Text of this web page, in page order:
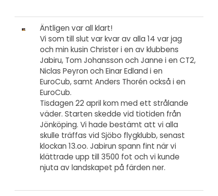
Äntligen var all klart!
Vi som till slut var kvar av alla 14 var jag
och min kusin Christer i en av klubbens
Jabiru, Tom Johansson och Janne i en CT2,
Niclas Peyron och Einar Edland i en
EuroCub, samt Anders Thorén också i en
EuroCub.
Tisdagen 22 april kom med ett strålande
väder. Starten skedde vid tiotiden från
Jönköping. Vi hade bestämt att vi alla
skulle träffas vid Sjöbo flygklubb, senast
klockan 13.oo. Jabirun spann fint när vi
klättrade upp till 3500 fot och vi kunde
njuta av landskapet på färden ner.